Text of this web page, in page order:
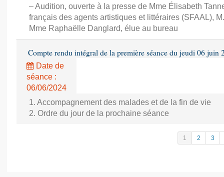
– Audition, ouverte à la presse de Mme Élisabeth
français des agents artistiques et littéraires (SFAAL),
Mme Raphaëlle Danglard, élue au bureau
Compte rendu intégral de la première séance du jeudi 06 juin
Date de
séance :
06/06/2024
1. Accompagnement des malades et de la fin de vie
2. Ordre du jour de la prochaine séance
1 2 3